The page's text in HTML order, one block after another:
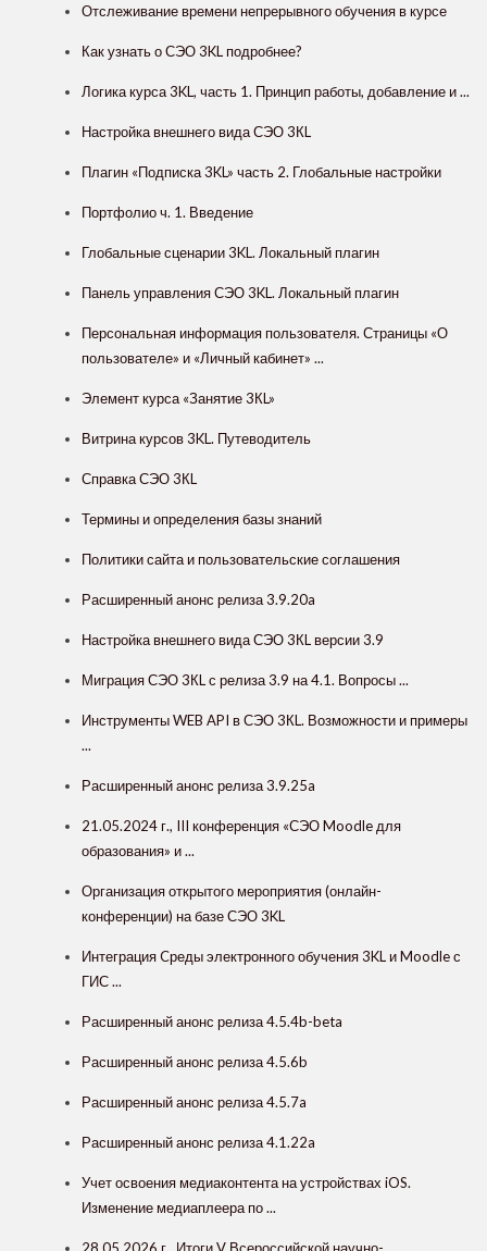
Отслеживание времени непрерывного обучения в курсе
Как узнать о СЭО 3KL подробнее?
Логика курса 3KL, часть 1. Принцип работы, добавление и ...
Настройка внешнего вида СЭО 3КL
Плагин «Подписка 3KL» часть 2. Глобальные настройки
Портфолио ч. 1. Введение
Глобальные сценарии 3KL. Локальный плагин
Панель управления СЭО 3KL. Локальный плагин
Персональная информация пользователя. Страницы «О
пользователе» и «Личный кабинет» ...
Элемент курса «Занятие 3КL»
Витрина курсов 3KL. Путеводитель
Справка СЭО 3КL
Термины и определения базы знаний
Политики сайта и пользовательские соглашения
Расширенный анонс релиза 3.9.20a
Настройка внешнего вида СЭО 3КL версии 3.9
Миграция СЭО 3КL с релиза 3.9 на 4.1. Вопросы ...
Инструменты WEB API в СЭО 3КL. Возможности и примеры
...
Расширенный анонс релиза 3.9.25a
21.05.2024 г., III конференция «СЭО Moodle для
образования» и ...
Организация открытого мероприятия (онлайн-
конференции) на базе СЭО 3KL
Интеграция Cреды электронного обучения 3KL и Moodle с
ГИС ...
Расширенный анонс релиза 4.5.4b-beta
Расширенный анонс релиза 4.5.6b
Расширенный анонс релиза 4.5.7a
Расширенный анонс релиза 4.1.22a
Учет освоения медиаконтента на устройствах iOS.
Изменение медиаплеера по ...